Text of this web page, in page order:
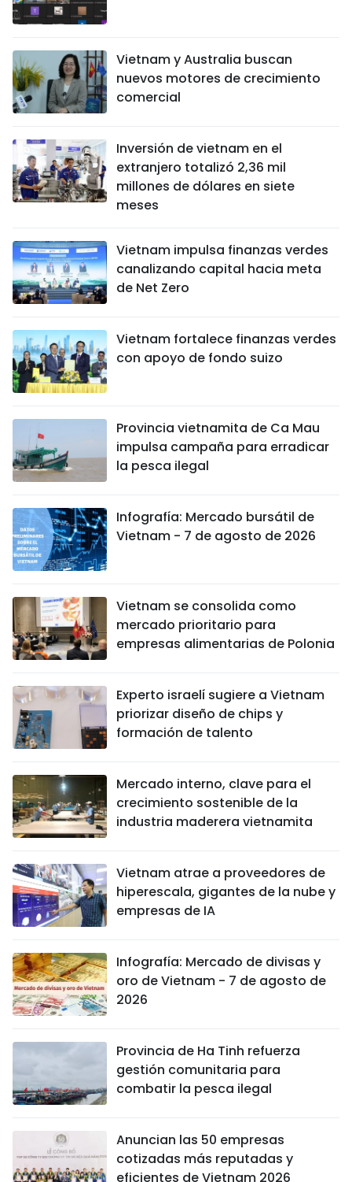
Vietnam y Australia buscan
nuevos motores de crecimiento
comercial
Inversión de vietnam en el
extranjero totalizó 2,36 mil
millones de dólares en siete
meses
Vietnam impulsa finanzas verdes
canalizando capital hacia meta
de Net Zero
Vietnam fortalece finanzas verdes
con apoyo de fondo suizo
Provincia vietnamita de Ca Mau
impulsa campaña para erradicar
la pesca ilegal
Infografía: Mercado bursátil de
Vietnam - 7 de agosto de 2026
Vietnam se consolida como
mercado prioritario para
empresas alimentarias de Polonia
Experto israelí sugiere a Vietnam
priorizar diseño de chips y
formación de talento
Mercado interno, clave para el
crecimiento sostenible de la
industria maderera vietnamita
Vietnam atrae a proveedores de
hiperescala, gigantes de la nube y
empresas de IA
Infografía: Mercado de divisas y
oro de Vietnam - 7 de agosto de
2026
Provincia de Ha Tinh refuerza
gestión comunitaria para
combatir la pesca ilegal
Anuncian las 50 empresas
cotizadas más reputadas y
eficientes de Vietnam 2026